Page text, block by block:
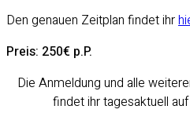
Den genauen Zeitplan findet ihr
Preis: 250€ p.P.
Die Anmeldung und alle
findet ihr tagesaktuell